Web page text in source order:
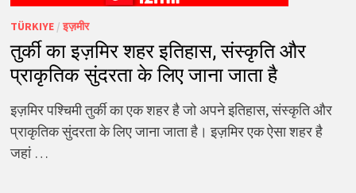
TÜRKIYE/इज़मीर
तुर्की का इज़मिर शहर इतिहास, संस्कृति और
प्राकृतिक सुंदरता के लिए जाना जाता है
इज़मिर पश्चिमी तुर्की का एक शहर है जो अपने इतिहास, संस्कृति और
प्राकृतिक सुंदरता के लिए जाना जाता है। इज़मिर एक ऐसा शहर है
जहां …